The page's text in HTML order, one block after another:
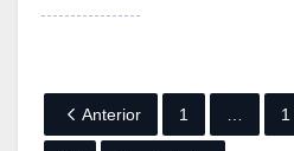
Anterior 1 1